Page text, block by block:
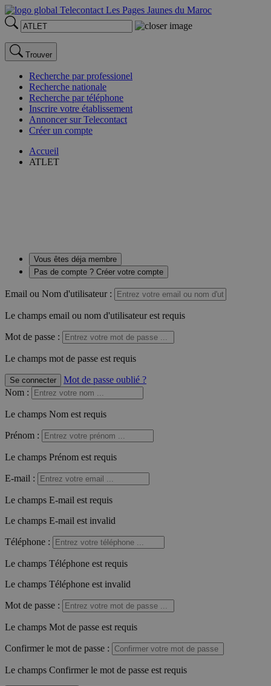
Trouver
Recherche par professionel
Recherche nationale
Recherche par téléphone
Inscrire votre établissement
Annoncer sur Telecontact
Créer un compte
Accueil
ATLET
Vous êtes déja membre
Pas de compte ? Créer votre compte
Email ou Nom d'utilisateur :
Le champs email ou nom d'utilisateur est requis
Mot de passe :
Le champs mot de passe est requis
Se connecter
Mot de passe oublié ?
Nom :
Le champs Nom est requis
Prénom :
Le champs Prénom est requis
E-mail :
Le champs E-mail est requis
Le champs E-mail est invalid
Téléphone :
Le champs Téléphone est requis
Le champs Téléphone est invalid
Mot de passe :
Le champs Mot de passe est requis
Confirmer le mot de passe :
Le champs Confirmer le mot de passe est requis